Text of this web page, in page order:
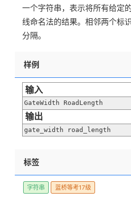
一个字符串，表示将所有给定
线命名法的结果。相邻两个标
分隔。
样例
输入
GateWidth RoadLength
输出
gate_width road_length
标签
字符串 蓝桥等考17级